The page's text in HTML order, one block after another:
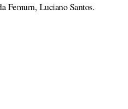
Femurn, Luciano Santos.